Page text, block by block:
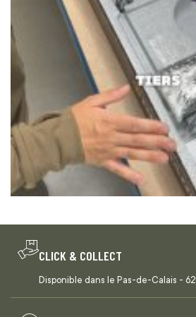
CLICK & COLLECT
Disponible dans le Pas-de-Calais - 62